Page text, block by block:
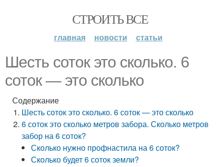
СТРОИТЬ ВСЕ
главная новости статьи
Шесть соток это сколько. 6
соток — это сколько
Содержание
Шесть соток это сколько. 6 соток — это сколько
6 соток это сколько метров забора. Сколько метров
забор на 6 соток?
Сколько нужно профнастила на 6 соток?
Сколько будет 6 соток земли?